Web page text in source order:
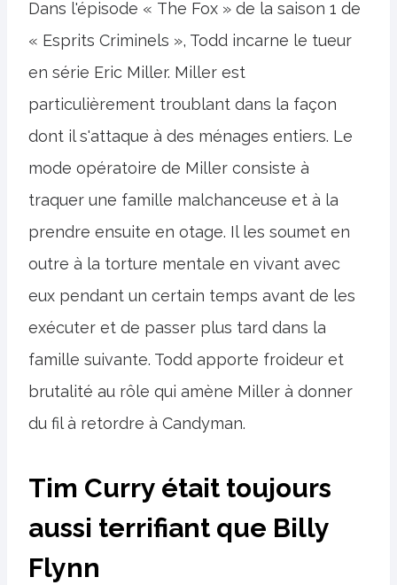
Dans l'épisode « The Fox » de la saison 1 de
« Esprits Criminels », Todd incarne le tueur
en série Eric Miller. Miller est
particulièrement troublant dans la façon
dont il s'attaque à des ménages entiers. Le
mode opératoire de Miller consiste à
traquer une famille malchanceuse et à la
prendre ensuite en otage. Il les soumet en
outre à la torture mentale en vivant avec
eux pendant un certain temps avant de les
exécuter et de passer plus tard dans la
famille suivante. Todd apporte froideur et
brutalité au rôle qui amène Miller à donner
du fil à retordre à Candyman.
Tim Curry était toujours
aussi terrifiant que Billy
Flynn